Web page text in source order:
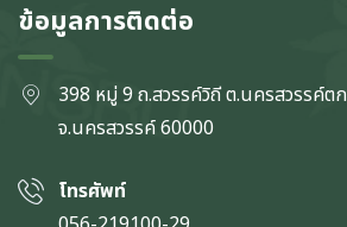
ข้อมูลการติดต่อ
398 หมู่ 9 ถ.สวรรค์วิถี ต.นครสวรรค์ตก
จ.นครสวรรค์60000
โทรศัพท์